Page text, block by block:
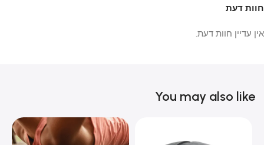
חוות דעת
אין עדיין חוות דעת.
You may also like